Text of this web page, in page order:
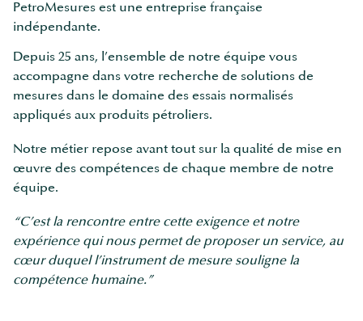
PetroMesures est une entreprise française
indépendante.
Depuis 25 ans, l’ensemble de notre équipe vous
accompagne dans votre recherche de solutions de
mesures dans le domaine des essais normalisés
appliqués aux produits pétroliers.
Notre métier repose avant tout sur la qualité de mise en
œuvre des compétences de chaque membre de notre
équipe.
“C’est la rencontre entre cette exigence et notre
expérience qui nous permet de proposer un service, au
cœur duquel l’instrument de mesure souligne la
compétence humaine.”